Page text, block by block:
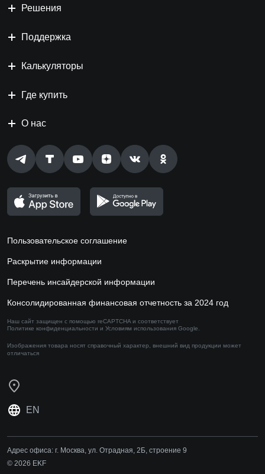
Решения
Поддержка
Калькуляторы
Где купить
О нас
Пользовательское соглашение
Раскрытие информации
Перечень инсайдерской информации
Консолидированная финансовая отчетность за 2024 год
Наш сайт защищен с помощью reCAPTCHA и соответствует
Политике конфиденциальности и Условиям использования Google.
Изображения товара носят справочный характер, внешний вид продукции может
отличаться
EN
Адрес офиса: г. Москва, ул. Отрадная, 2Б, строение 9
© 2026 EKF